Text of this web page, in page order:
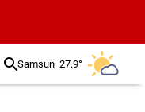
Samsun 27.9°